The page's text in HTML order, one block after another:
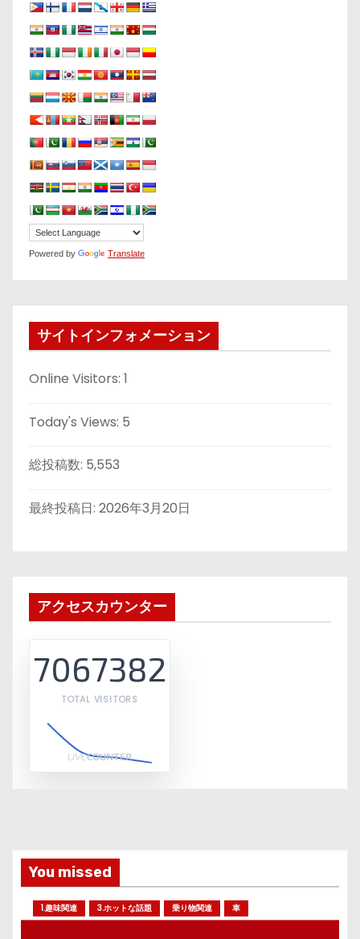
Powered by Translate
サイトインフォメーション
Online Visitors: 1
Today's Views: 5
総投稿数: 5,553
最終投稿日: 2026年3月20日
アクセスカウンター
7067382
TOTAL VISITORS
You missed
1.趣味関連 3.ホットな話題 乗り物関連 車